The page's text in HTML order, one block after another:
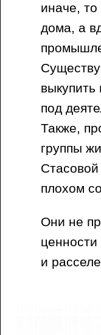
иначе,
дома, а
под
Также,
группы
плохом
Они не
и